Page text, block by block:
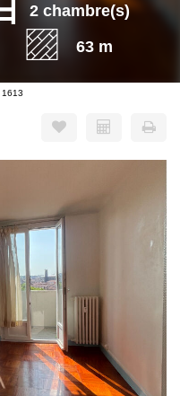
2 chambre(s)
63 m
1613